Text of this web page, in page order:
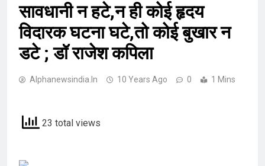
सावधानी न हटे,न ही कोई हृदय
विदारक घटना घटे,तो कोई बुखार न
डटे ; डॉ राजेश कपिला
Alphanewsindia.in 10 Years Ago 0 1 Mins
23 total views